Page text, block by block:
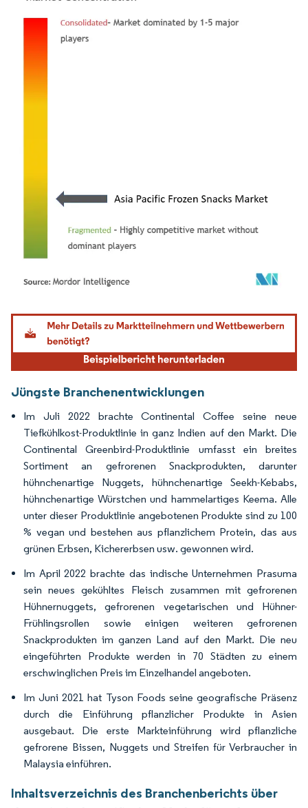
Bild © Mordor Intelligence. Wiederverwendung erfordert Namensnennung gemäß
Jüngste Branchenentwicklungen
Im Juli 2022 brachte Continental Coffee seine neue
Tiefkühlkost-Produktlinie in ganz Indien auf den Markt. Die
Continental Greenbird-Produktlinie umfasst ein breites
Sortiment an gefrorenen Snackprodukten, darunter
hühnchenartige Nuggets, hühnchenartige Seekh-Kebabs,
hühnchenartige Würstchen und hammelartiges Keema. Alle
unter dieser Produktlinie angebotenen Produkte sind zu 100
% vegan und bestehen aus pflanzlichem Protein, das aus
grünen Erbsen, Kichererbsen usw. gewonnen wird.
Im April 2022 brachte das indische Unternehmen Prasuma
sein neues gekühltes Fleisch zusammen mit gefrorenen
Hühnernuggets, gefrorenen vegetarischen und Hühner-
Frühlingsrollen sowie einigen weiteren gefrorenen
Snackprodukten im ganzen Land auf den Markt. Die neu
eingeführten Produkte werden in 70 Städten zu einem
erschwinglichen Preis im Einzelhandel angeboten.
Im Juni 2021 hat Tyson Foods seine geografische Präsenz
durch die Einführung pflanzlicher Produkte in Asien
ausgebaut. Die erste Markteinführung wird pflanzliche
gefrorene Bissen, Nuggets und Streifen für Verbraucher in
Malaysia einführen.
Inhaltsverzeichnis des Branchenberichts über